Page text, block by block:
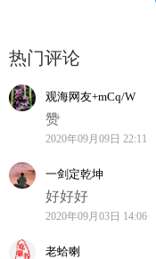
热门评论
观海网友+mCq/W
赞
2020年09月09日 22:11
一剑定乾坤
好好好
2020年09月03日 14:06
老蛤喇